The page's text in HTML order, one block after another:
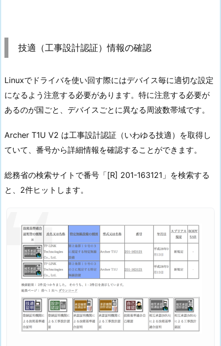
技適（工事設計認証）情報の確認
Linuxでドライバを使い回す際にはデバイス毎に適切な設定
になるよう注意する必要があります。特に注意する必要が
あるのが国ごと、デバイスごとに異なる周波数帯域です。
Archer T1U V2 は工事設計認証（いわゆる技適）を取得し
ていて、番号から詳細情報を確認することができます。
総務省の検索サイトで番号「[R] 201-163121」を検索する
と、2件ヒットします。